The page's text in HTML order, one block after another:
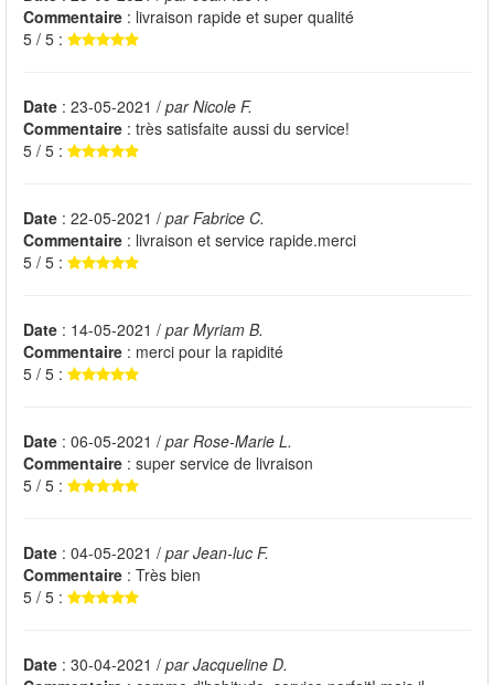
Commentaire : livraison rapide et super qualité
5 / 5 :
Date : 23-05-2021 / par Nicole F.
Commentaire : très satisfaite aussi du service!
5 / 5 :
Date : 22-05-2021 / par Fabrice C.
Commentaire : livraison et service rapide.merci
5 / 5 :
Date : 14-05-2021 / par Myriam B.
Commentaire : merci pour la rapidité
5 / 5 :
Date : 06-05-2021 / par Rose-Marie L.
Commentaire : super service de livraison
5 / 5 :
Date : 04-05-2021 / par Jean-luc F.
Commentaire : Très bien
5 / 5 :
Date : 30-04-2021 / par Jacqueline D.